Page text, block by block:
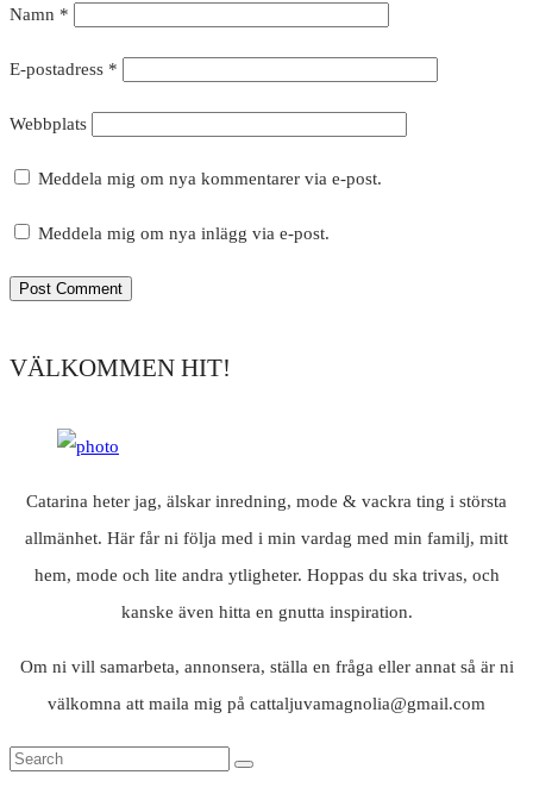
Namn *
E-postadress *
Webbplats
Meddela mig om nya kommentarer via e-post.
Meddela mig om nya inlägg via e-post.
VÄLKOMMEN HIT!
Catarina heter jag, älskar inredning, mode & vackra ting i största
allmänhet. Här får ni följa med i min vardag med min familj, mitt
hem, mode och lite andra ytligheter. Hoppas du ska trivas, och
kanske även hitta en gnutta inspiration.
Om ni vill samarbeta, annonsera, ställa en fråga eller annat så är ni
välkomna att maila mig på cattaljuvamagnolia@gmail.com